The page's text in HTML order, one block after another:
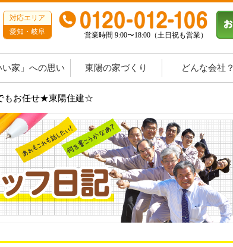
対応エリア
愛知・岐阜
営業時間 9:00〜18:00（土日祝も営業）
い家」への思い 東陽の家づくり どんな会社？
もお任せ★東陽住建☆